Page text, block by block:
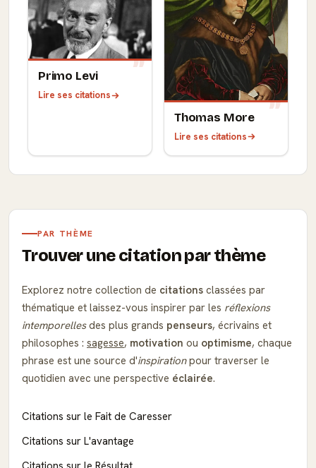
Primo Levi
Lire ses citations
Thomas More
Lire ses citations
PAR THÈME
Trouver une citation par thème
Explorez notre collection de citations classées par
thématique et laissez-vous inspirer par les réflexions
intemporellesdes plus grands penseurs, écrivains et
philosophes : sagesse, motivation ou optimisme, chaque
phrase est une source d'inspirationpour traverser le
quotidien avec une perspective éclairée.
Citations sur le Fait de Caresser
Citations sur L'avantage